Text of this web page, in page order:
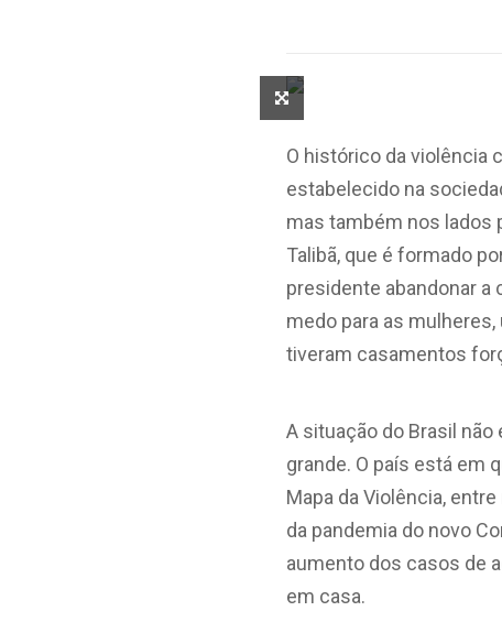
O histórico daviolência
estabelecido na
mas também nos lados
Talibã, que é formado
presidente abandonar a
medo para as
tiveram casamentos
A situação do Brasil
grande. O país está em
Mapa da Violência,
da pandemia do novo
aumento dos casos de
em casa.